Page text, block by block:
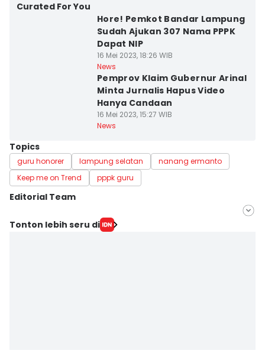
Curated For You
Hore! Pemkot Bandar Lampung
Sudah Ajukan 307 Nama PPPK
Dapat NIP
16 Mei 2023, 18:26 WIB
News
Pemprov Klaim Gubernur Arinal
Minta Jurnalis Hapus Video
Hanya Candaan
16 Mei 2023, 15:27 WIB
News
Topics
guru honorer lampung selatan
nanang ermanto
Keep me on Trend
pppk guru
Editorial Team
Editor
Tonton lebih seru di